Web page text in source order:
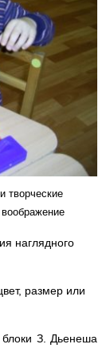
творческие
наглядного
размер или
З. Дьенеша